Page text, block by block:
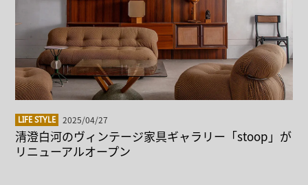
LIFE STYLE 2025/04/27
清澄白河のヴィンテージ家具ギャラリー「stoop」が
リニューアルオープン